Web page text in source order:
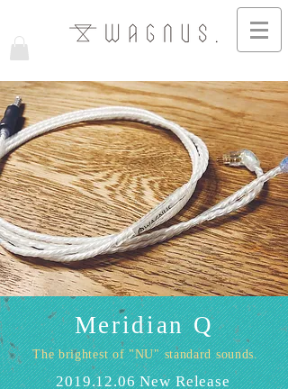
Meridian Q
The brightest of "NU" standard sounds.
2019.12.06New Release